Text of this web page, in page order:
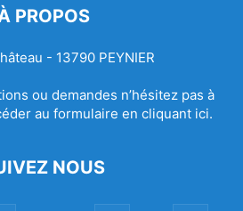
PROPOS
- 13790 PEYNIER
ou demandes n’hésitez pas à
au formulaire en cliquant ici.
NOUS